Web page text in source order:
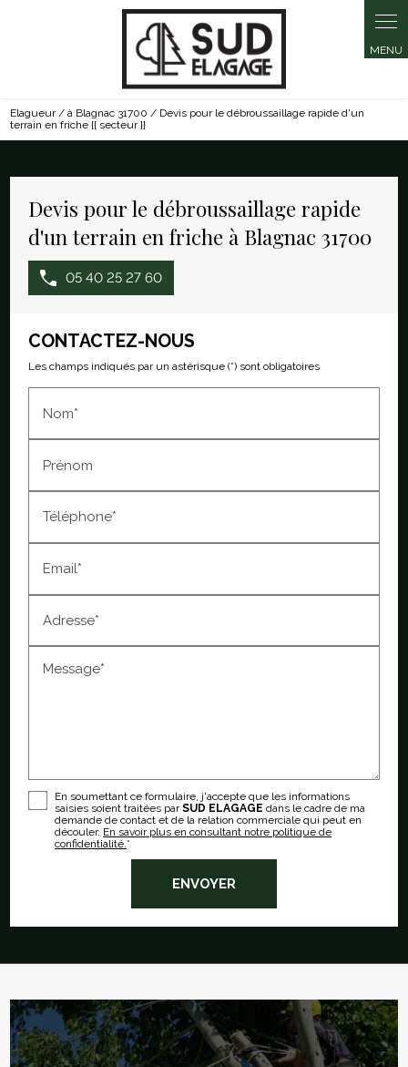
Elagueur / à Blagnac 31700 / Devis pour le débroussaillage rapide d'un
terrain en friche {{ secteur }}
Devis pour le débroussaillage rapide
d'un terrain en friche à Blagnac 31700
05 40 25 27 60
CONTACTEZ-NOUS
Les champs indiqués par un astérisque (*) sont obligatoires
Nom*
Prénom
Téléphone*
Email*
Adresse*
Message*
En soumettant ce formulaire, j'accepte que les informations
saisies soient traitées parSUD ELAGAGE dans le cadre de ma
demande de contact et de la relation commerciale qui peut en
découler. En savoir plus en consultant notre politique de
confidentialité.*
Panneau de gestion des cookies